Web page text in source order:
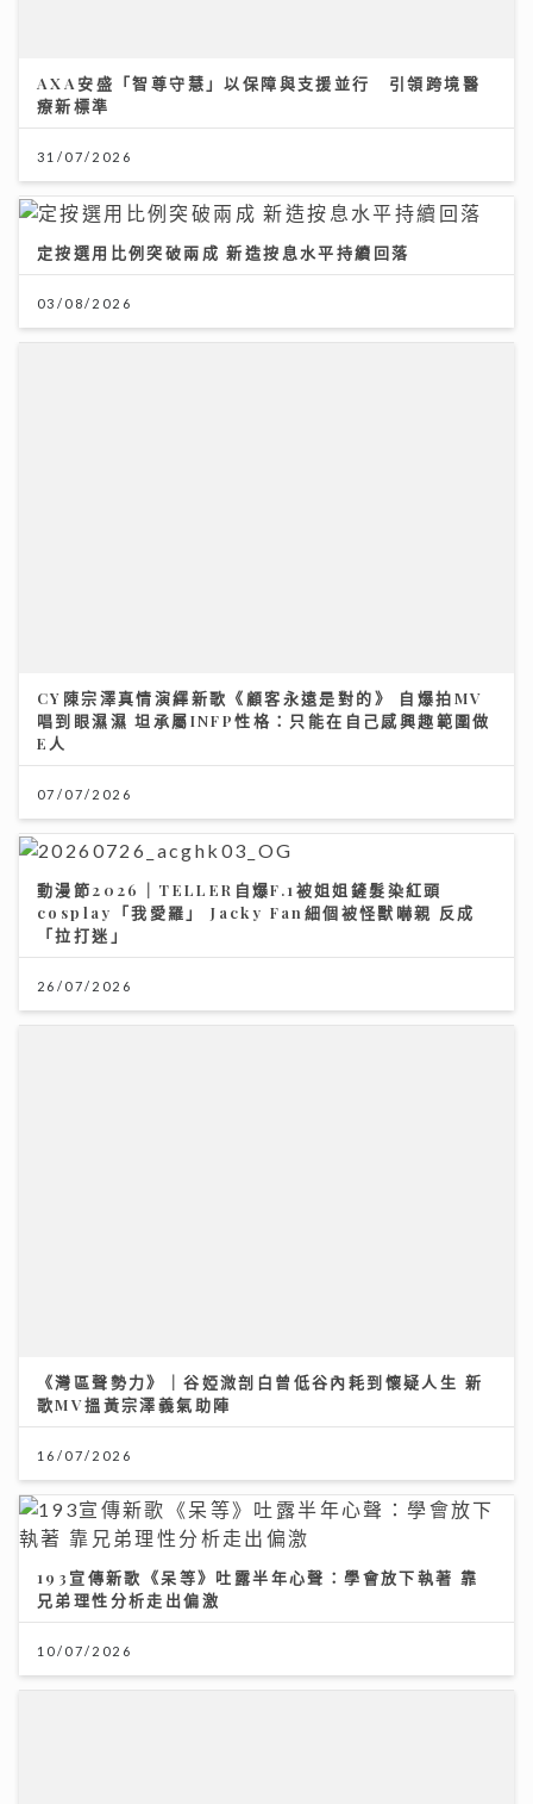
AXA安盛「智尊守慧」以保障與支援並行 引領跨境醫
療新標準
31/07/2026
定按選用比例突破兩成 新造按息水平持續回落
03/08/2026
CY陳宗澤真情演繹新歌《顧客永遠是對的》 自爆拍MV
唱到眼濕濕 坦承屬INFP性格：只能在自己感興趣範圍做
E人
07/07/2026
動漫節2026｜TELLER自爆F.1被姐姐鏟髮染紅頭
cosplay「我愛羅」 Jacky Fan細個被怪獸嚇親 反成
「拉打迷」
26/07/2026
《灣區聲勢力》｜谷婭溦剖白曾低谷內耗到懷疑人生 新
歌MV搵黃宗澤義氣助陣
16/07/2026
193宣傳新歌《呆等》吐露半年心聲：學會放下執著 靠
兄弟理性分析走出偏激
10/07/2026